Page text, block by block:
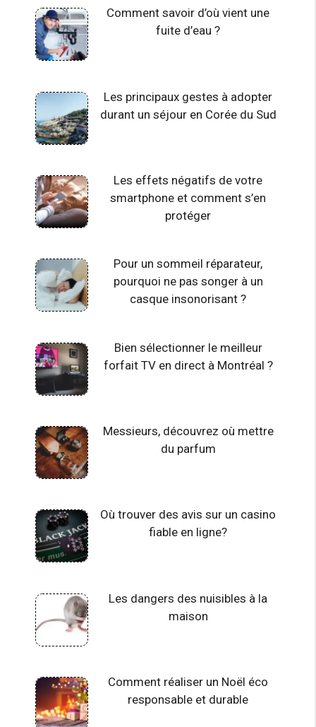
Comment savoir d’où vient une
fuite d’eau ?
Les principaux gestes à adopter
durant un séjour en Corée du Sud
Les effets négatifs de votre
smartphone et comment s’en
protéger
Pour un sommeil réparateur,
pourquoi ne pas songer à un
casque insonorisant ?
Bien sélectionner le meilleur
forfait TV en direct à Montréal ?
Messieurs, découvrez où mettre
du parfum
Où trouver des avis sur un casino
fiable en ligne?
Les dangers des nuisibles à la
maison
Comment réaliser un Noël éco
responsable et durable